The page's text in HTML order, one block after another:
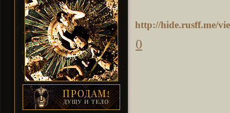
http://hide.rusff.me/
0